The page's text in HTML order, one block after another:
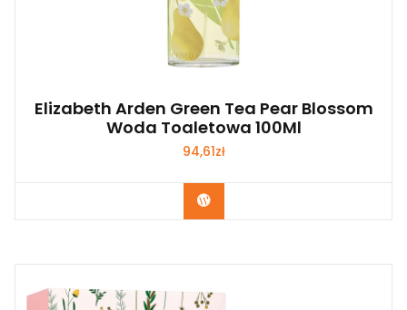
Elizabeth Arden Green Tea Pear Blossom
Woda Toaletowa 100Ml
94,61zł
Zobacz